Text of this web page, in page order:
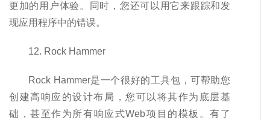
更加的用户体验。同时，您还可以用它来跟踪和发
现应用程序中的错误。
12. Rock Hammer
Rock Hammer是一个很好的工具包，可帮助您
创建高响应的设计布局，您可以将其作为底层基
础，甚至作为所有响应式Web项目的模板。有了